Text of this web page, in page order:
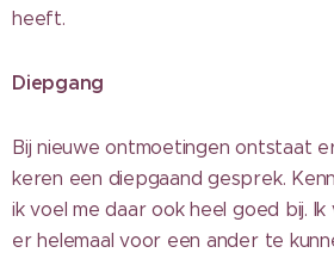
heeft.
Diepgang
Bij nieuwe ontmoetingen ontstaat
keren een diepgaand gesprek.
ik voel me daar ook heel goed bij.
er helemaal voor een ander te